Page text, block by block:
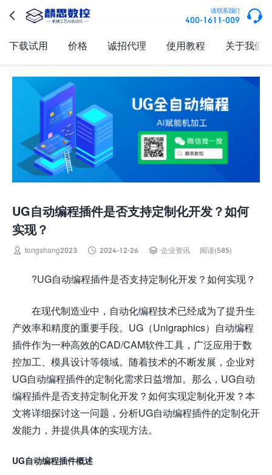
 请联系我们
400-1611-009 
下载试用 价格 诚招代理 使用教程 关于我们
UG自动编程插件是否支持定制化开发？如何
实现？
 tongshang2023  2024-12-26  企业资讯 阅读(585)
?UG自动编程插件是否支持定制化开发？如何实现？
在现代制造业中，自动化编程技术已经成为了提升生
产效率和精度的重要手段。UG（Unigraphics）自动编程
插件作为一种高效的CAD/CAM软件工具，广泛应用于数
控加工、模具设计等领域。随着技术的不断发展，企业对
UG自动编程插件的定制化需求日益增加。那么，UG自动
编程插件是否支持定制化开发？如何实现定制化开发？本
文将详细探讨这一问题，分析UG自动编程插件的定制化开
发能力，并提供具体的实现方法。
UG自动编程插件概述